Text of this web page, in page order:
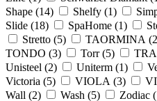
Shape (14) Shelfy (1)
Slide (18) SpaHome (1)
Stretto (5) TAORMINA (2
TONDO (3) Torr (5)
Unisteel (2) Uniterm (1)
Victoria (5) VIOLA (3)
Wall (2) Wash (5) Zodiac (